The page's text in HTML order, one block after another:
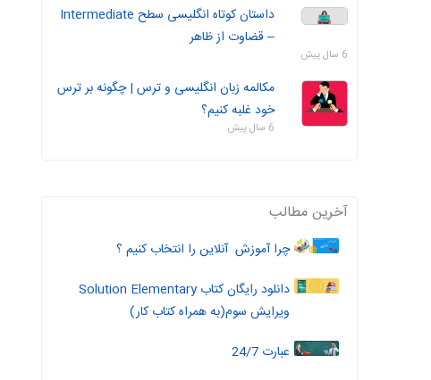
داستان‌ کوتاه انگلیسی سطح Intermediate
– قضاوت از ظاهر
6 سال پیش
مکالمه زبان انگلیسی و ترس | چگونه بر ترس
خود غلبه کنیم؟
6 سال پیش
آخرین مطالب
چرا آموزش آنلاین را انتخاب کنیم ؟
دانلود رایگان کتاب Solution Elementary
ویرایش سوم(به همراه کتاب کار)
عبارت 24/7